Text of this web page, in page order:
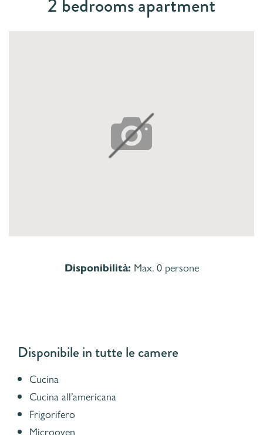
Disponibilità: Max. 0 persone
Disponibile in tutte le camere
Cucina
Cucina all’americana
Frigorifero
Microoven